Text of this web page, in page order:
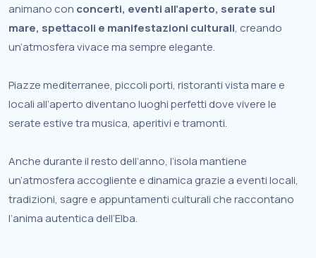
animano con concerti, eventi all’aperto, serate sul
mare, spettacoli e manifestazioni culturali, creando
un’atmosfera vivace ma sempre elegante.
Piazze mediterranee, piccoli porti, ristoranti vista mare e
locali all’aperto diventano luoghi perfetti dove vivere le
serate estive tra musica, aperitivi e tramonti.
Anche durante il resto dell’anno, l’isola mantiene
un’atmosfera accogliente e dinamica grazie a eventi locali,
tradizioni, sagre e appuntamenti culturali che raccontano
l’anima autentica dell’Elba.